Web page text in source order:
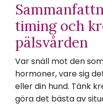
timing och
pälsvården
Var snäll mot den
hormoner, vare sig
eller din hund. Tänk
göra det bästa av